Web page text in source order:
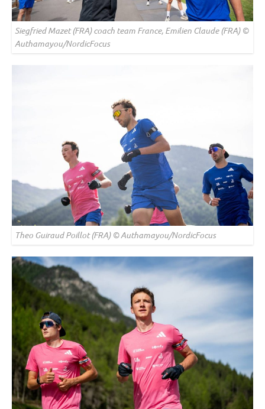
Siegfried Mazet (FRA) coach team France, Emilien Claude (FRA) ©
Authamayou/NordicFocus
Theo Guiraud Poillot (FRA) © Authamayou/NordicFocus